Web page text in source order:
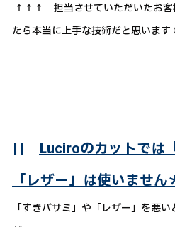
↑↑↑ 担当させていただいたお客
たら本当に上手な技術だと思います
|| Luciroのカットでは
「レザー」は使いません
「すきバサミ」や「レザー」を悪